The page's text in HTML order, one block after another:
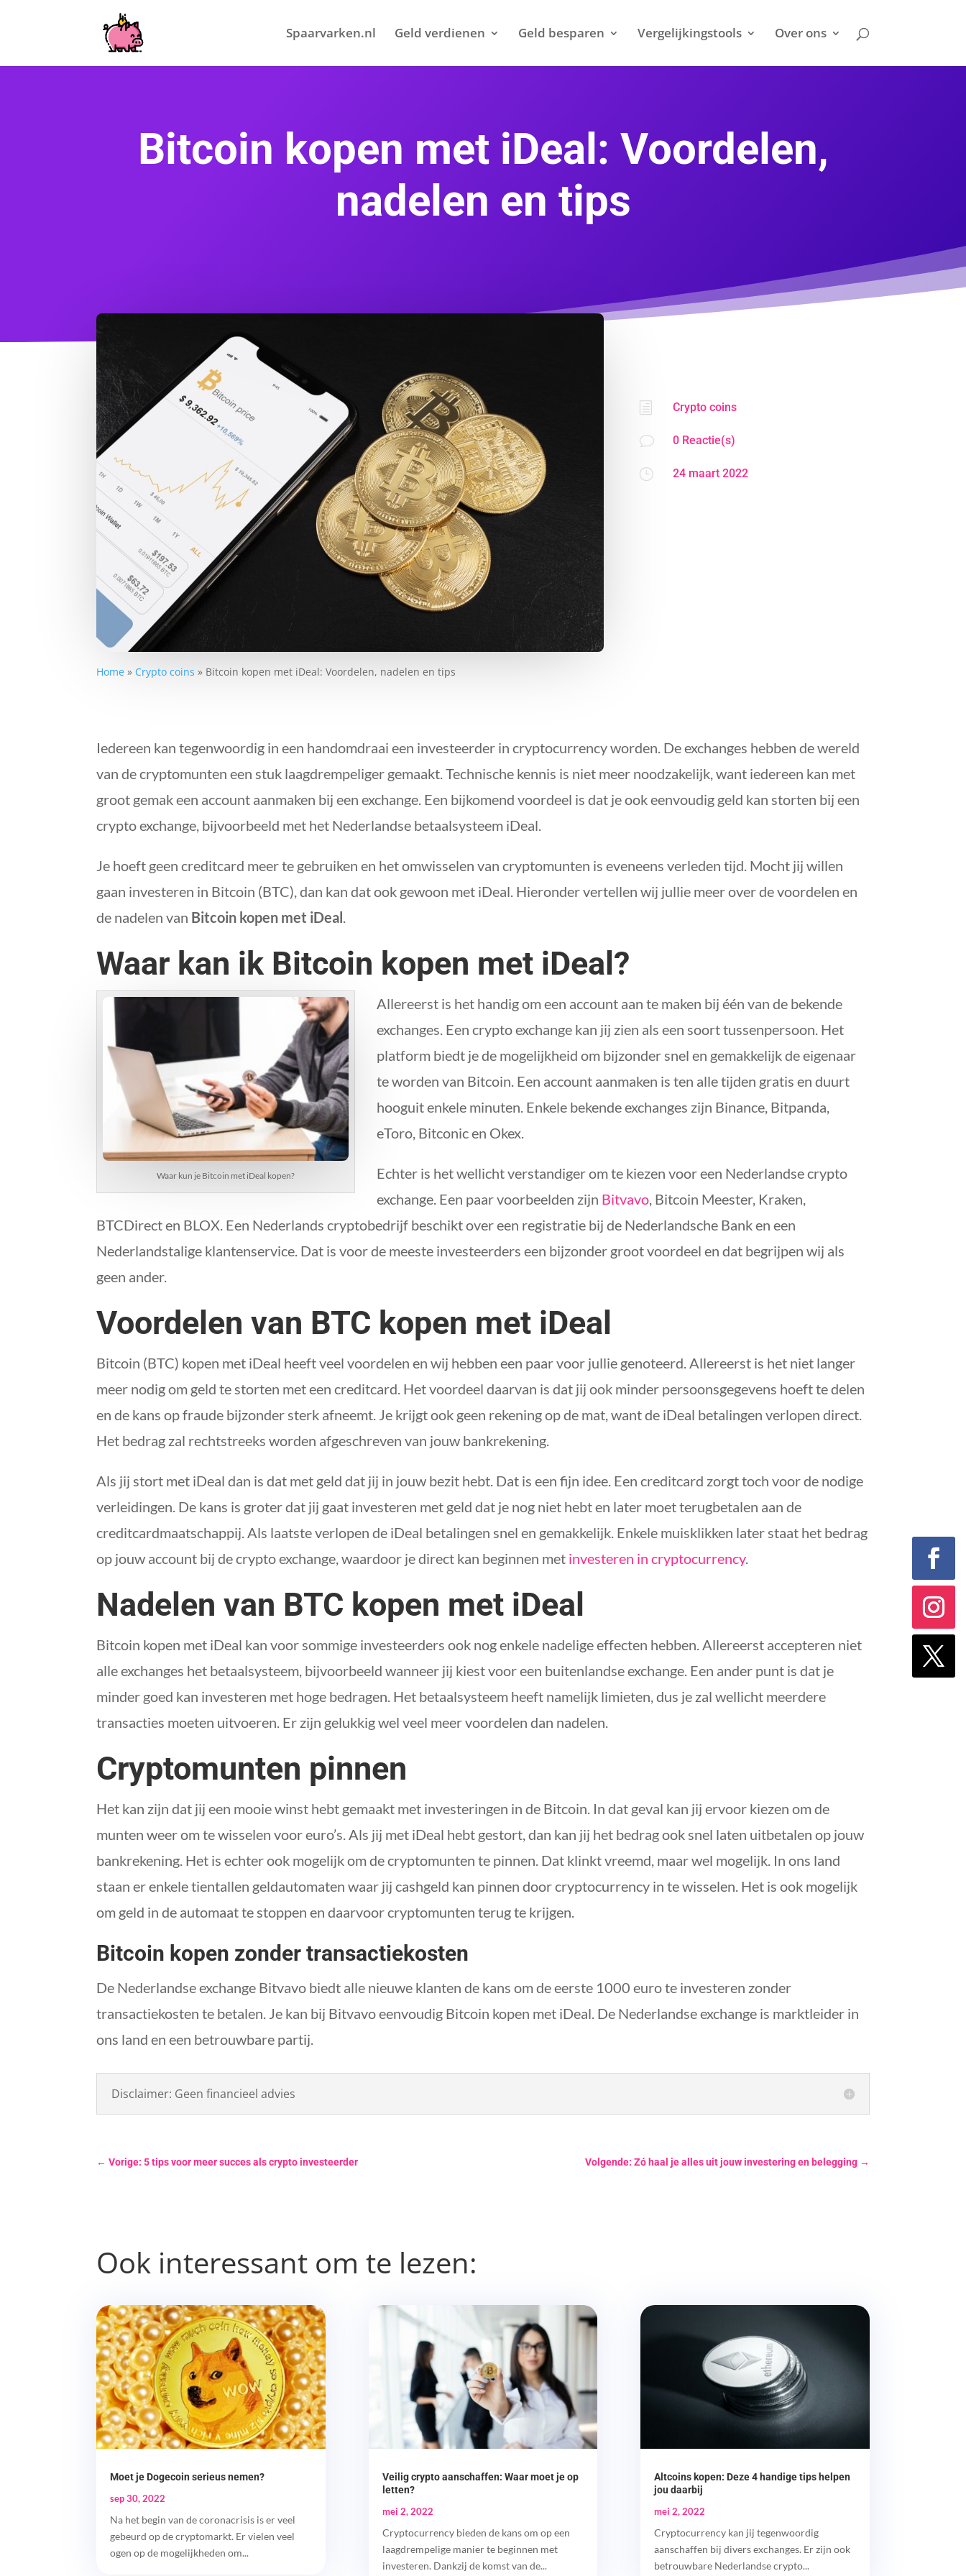
Spaarvarken.nl Geld verdienen Geld besparen Vergelijkingstools Over ons
Bitcoin kopen met iDeal: Voordelen,
nadelen en tips
Home » Crypto coins » Bitcoin kopen met iDeal: Voordelen, nadelen en tips
h Crypto coins
v 0 Reactie(s)
} 24 maart 2022
Iedereen kan tegenwoordig in een handomdraai een investeerder in cryptocurrency worden. De exchanges hebben de wereld
van de cryptomunten een stuk laagdrempeliger gemaakt. Technische kennis is niet meer noodzakelijk, want iedereen kan met
groot gemak een account aanmaken bij een exchange. Een bijkomend voordeel is dat je ook eenvoudig geld kan storten bij een
crypto exchange, bijvoorbeeld met het Nederlandse betaalsysteem iDeal.
Je hoeft geen creditcard meer te gebruiken en het omwisselen van cryptomunten is eveneens verleden tijd. Mocht jij willen
gaan investeren in Bitcoin (BTC), dan kan dat ook gewoon met iDeal. Hieronder vertellen wij jullie meer over de voordelen en
de nadelen van Bitcoin kopen met iDeal.
Waar kan ik Bitcoin kopen met iDeal?
Waar kun je Bitcoin met iDeal kopen?
Allereerst is het handig om een account aan te maken bij één van de bekende
exchanges. Een crypto exchange kan jij zien als een soort tussenpersoon. Het
platform biedt je de mogelijkheid om bijzonder snel en gemakkelijk de eigenaar
te worden van Bitcoin. Een account aanmaken is ten alle tijden gratis en duurt
hooguit enkele minuten. Enkele bekende exchanges zijn Binance, Bitpanda,
eToro, Bitconic en Okex.
Echter is het wellicht verstandiger om te kiezen voor een Nederlandse crypto
exchange. Een paar voorbeelden zijn Bitvavo, Bitcoin Meester, Kraken,
BTCDirect en BLOX. Een Nederlands cryptobedrijf beschikt over een registratie bij de Nederlandsche Bank en een
Nederlandstalige klantenservice. Dat is voor de meeste investeerders een bijzonder groot voordeel en dat begrijpen wij als
geen ander.
Voordelen van BTC kopen met iDeal
Bitcoin (BTC) kopen met iDeal heeft veel voordelen en wij hebben een paar voor jullie genoteerd. Allereerst is het niet langer
meer nodig om geld te storten met een creditcard. Het voordeel daarvan is dat jij ook minder persoonsgegevens hoeft te delen
en de kans op fraude bijzonder sterk afneemt. Je krijgt ook geen rekening op de mat, want de iDeal betalingen verlopen direct.
Het bedrag zal rechtstreeks worden afgeschreven van jouw bankrekening.
Als jij stort met iDeal dan is dat met geld dat jij in jouw bezit hebt. Dat is een fijn idee. Een creditcard zorgt toch voor de nodige
verleidingen. De kans is groter dat jij gaat investeren met geld dat je nog niet hebt en later moet terugbetalen aan de
creditcardmaatschappij. Als laatste verlopen de iDeal betalingen snel en gemakkelijk. Enkele muisklikken later staat het bedrag
op jouw account bij de crypto exchange, waardoor je direct kan beginnen met investeren in cryptocurrency.
Nadelen van BTC kopen met iDeal
Bitcoin kopen met iDeal kan voor sommige investeerders ook nog enkele nadelige effecten hebben. Allereerst accepteren niet
alle exchanges het betaalsysteem, bijvoorbeeld wanneer jij kiest voor een buitenlandse exchange. Een ander punt is dat je
minder goed kan investeren met hoge bedragen. Het betaalsysteem heeft namelijk limieten, dus je zal wellicht meerdere
transacties moeten uitvoeren. Er zijn gelukkig wel veel meer voordelen dan nadelen.
Cryptomunten pinnen
Het kan zijn dat jij een mooie winst hebt gemaakt met investeringen in de Bitcoin. In dat geval kan jij ervoor kiezen om de
munten weer om te wisselen voor euro’s. Als jij met iDeal hebt gestort, dan kan jij het bedrag ook snel laten uitbetalen op jouw
bankrekening. Het is echter ook mogelijk om de cryptomunten te pinnen. Dat klinkt vreemd, maar wel mogelijk. In ons land
staan er enkele tientallen geldautomaten waar jij cashgeld kan pinnen door cryptocurrency in te wisselen. Het is ook mogelijk
om geld in de automaat te stoppen en daarvoor cryptomunten terug te krijgen.
Bitcoin kopen zonder transactiekosten
De Nederlandse exchange Bitvavo biedt alle nieuwe klanten de kans om de eerste 1000 euro te investeren zonder
transactiekosten te betalen. Je kan bij Bitvavo eenvoudig Bitcoin kopen met iDeal. De Nederlandse exchange is marktleider in
ons land en een betrouwbare partij.
Disclaimer: Geen financieel advies
←Vorige: 5 tips voor meer succes als crypto investeerder Volgende: Zó haal je alles uit jouw investering en belegging→
Ook interessant om te lezen:
Moet je Dogecoin serieus nemen?
sep 30, 2022
Na het begin van de coronacrisis is er veel
gebeurd op de cryptomarkt. Er vielen veel
ogen op de mogelijkheden om...
Veilig crypto aanschaffen: Waar moet je op
letten?
mei 2, 2022
Cryptocurrency bieden de kans om op een
laagdrempelige manier te beginnen met
investeren. Dankzij de komst van de...
Altcoins kopen: Deze 4 handige tips helpen
jou daarbij
mei 2, 2022
Cryptocurrency kan jij tegenwoordig
aanschaffen bij divers exchanges. Er zijn ook
betrouwbare Nederlandse crypto...